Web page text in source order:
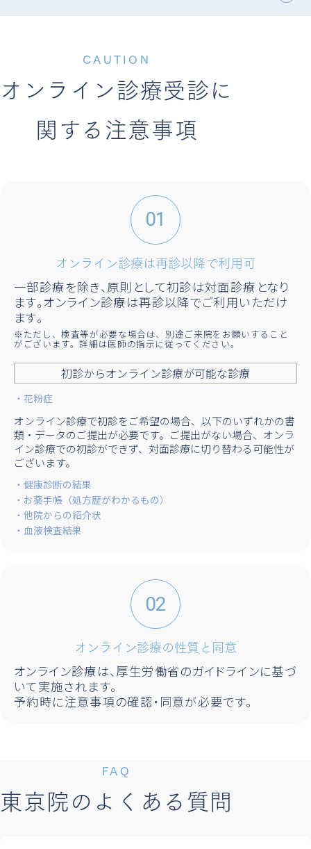
CAUTION
オンライン診療受診に
関する注意事項
オンライン診療は再診以降で利用可
一部診療を除き、原則として初診は対面診療となり
ます。オンライン診療は再診以降でご利用いただけ
ます。
※ただし、検査等が必要な場合は、別途ご来院をお願いすること
がございます。詳細は医師の指示に従ってください。
初診からオンライン診療が可能な診療
花粉症
オンライン診療で初診をご希望の場合、以下のいずれかの書
類・データのご提出が必要です。ご提出がない場合、オンラ
イン診療での初診ができず、対面診療に切り替わる可能性が
ございます。
健康診断の結果
お薬手帳（処方歴がわかるもの）
他院からの紹介状
血液検査結果
オンライン診療の性質と同意
オンライン診療は、厚生労働省のガイドラインに基づ
いて実施されます。
予約時に注意事項の確認・同意が必要です。
FAQ
東京院のよくある質問